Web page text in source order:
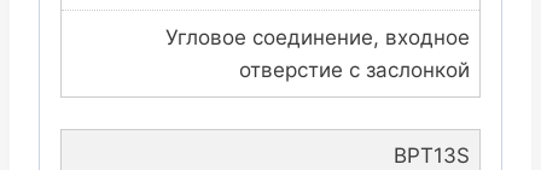
Угловое соединение, входное
отверстие с заслонкой
BPT13S